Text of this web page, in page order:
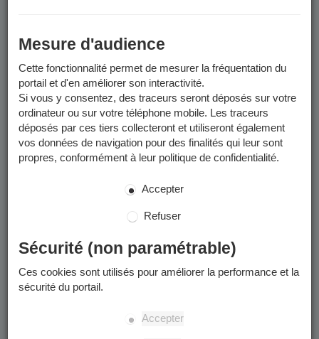
SPORTIVES 2025-
2026
Les activités sportives proposées par la Ville de Grenoble sont
encadrées par des professionnels de la ville (ETAPS et MNS).
Activités sportives -
2025/2026
Toutes les programmations et informations utiles des
modules et des stages se trouvent dans les documents à
Stages sportifs des vacances d'été
Les inscriptions aux stages sportifs de cet été (stages
au 21/08) seront possibles à partir du lundi 1er juin sur le
Mesure d'audience
Cette fonctionnalité permet de mesurer la fréquentation du
portail et d'en améliorer son interactivité.
Si vous y consentez, des traceurs seront déposés sur votre
ordinateur ou sur votre téléphone mobile. Les traceurs
déposés par ces tiers collecteront et utiliseront également
vos données de navigation pour des finalités qui leur sont
propres, conformément à leur politique de confidentialité.
Accepter
Refuser
Sécurité (non paramétrable)
Ces cookies sont utilisés pour améliorer la performance et la
sécurité du portail.
Accepter